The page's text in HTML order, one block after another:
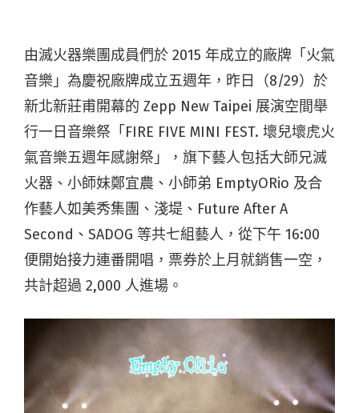
由滅火器樂團成員們於 2015 年成立的廠牌「火氣
音樂」為慶祝廠牌成立五週年，昨日（8/29）於
新北新莊甫開幕的 Zepp New Taipei 展演空間舉
行一日音樂祭「FIRE FIVE MINI FEST. 壞兒壞虎火
氣音樂五週年感謝祭」，旗下藝人包括大師兄滅
火器、小師妹鄭宜農、小師弟 EmptyORio 及合
作藝人如美秀集團、淺堤、Future After A
Second、SADOG 等共七組藝人，從下午 16:00
便開始接力連番開唱，票券於上月就銷售一空，
共計超過 2,000 人進場。